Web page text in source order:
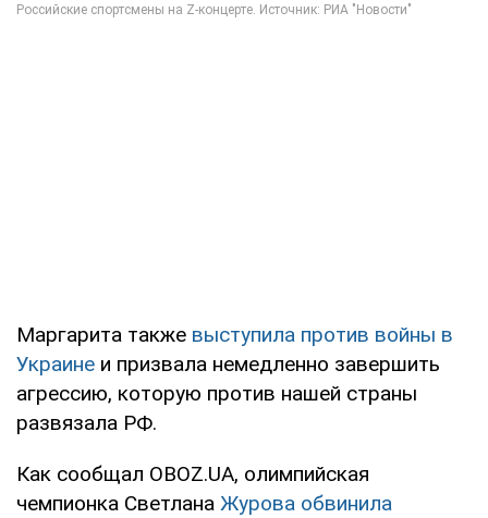
Маргарита также выступила против войны в
Украине и призвала немедленно завершить
агрессию, которую против нашей страны
развязала РФ.
Как сообщал OBOZ.UA, олимпийская
чемпионка Светлана Журова обвинила